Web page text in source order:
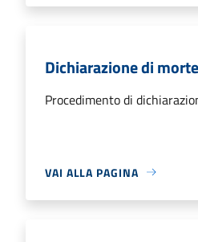
Dichiarazione di morte
Procedimento di
VAI ALLA PAGINA